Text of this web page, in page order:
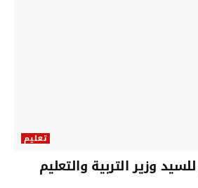
تعليم
وزير التربية والتعليم